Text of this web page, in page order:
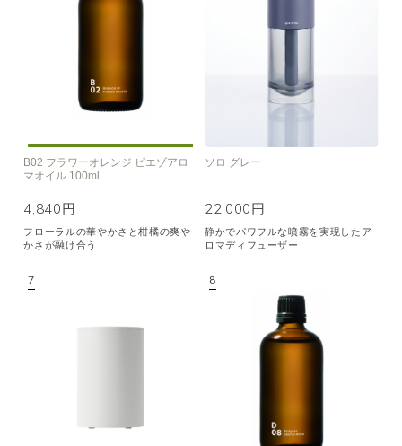
B02 フラワーオレンジ ピエゾアロ
マオイル 100ml
4,840円
フローラルの華やかさと柑橘の爽や
かさが融け合う
ソロ グレー
22,000円
静かでパワフルな噴霧を実現したア
ロマディフューザー